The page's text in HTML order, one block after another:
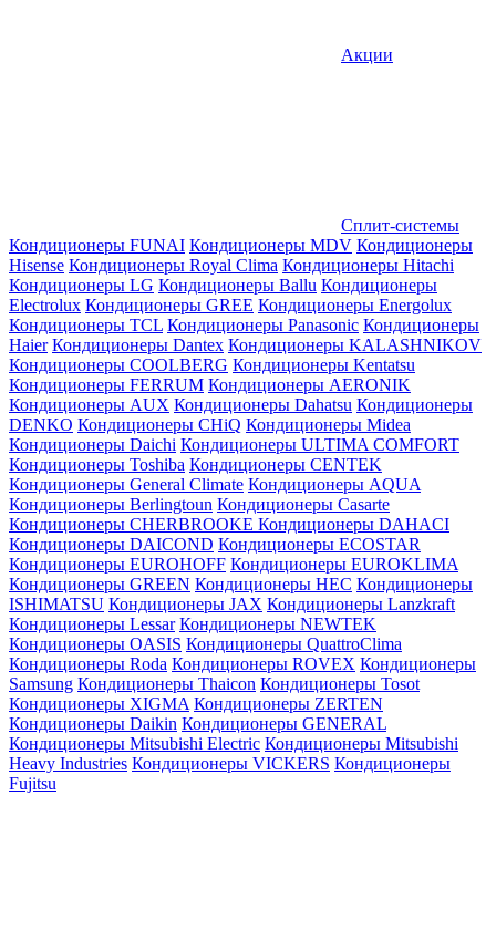
Акции
Сплит-системы
Кондиционеры FUNAI Кондиционеры MDV Кондиционеры
Hisense Кондиционеры Royal Clima Кондиционеры Hitachi
Кондиционеры LG Кондиционеры Ballu Кондиционеры
Electrolux Кондиционеры GREE Кондиционеры Energolux
Кондиционеры TCL Кондиционеры Panasonic Кондиционеры
Haier Кондиционеры Dantex Кондиционеры KALASHNIKOV
Кондиционеры СOOLBERG Кондиционеры Kentatsu
Кондиционеры FERRUM Кондиционеры AERONIK
Кондиционеры AUX Кондиционеры Dahatsu Кондиционеры
DENKO Кондиционеры CHiQ Кондиционеры Midea
Кондиционеры Daichi Кондиционеры ULTIMA COMFORT
Кондиционеры Toshiba Кондиционеры CENTEK
Кондиционеры General Climate Кондиционеры AQUA
Кондиционеры Berlingtoun Кондиционеры Casarte
Кондиционеры CHERBROOKE Кондиционеры DAHACI
Кондиционеры DAICOND Кондиционеры ECOSTAR
Кондиционеры EUROHOFF Кондиционеры EUROKLIMA
Кондиционеры GREEN Кондиционеры HEC Кондиционеры
ISHIMATSU Кондиционеры JAX Кондиционеры Lanzkraft
Кондиционеры Lessar Кондиционеры NEWTEK
Кондиционеры OASIS Кондиционеры QuattroClima
Кондиционеры Roda Кондиционеры ROVEX Кондиционеры
Samsung Кондиционеры Thaicon Кондиционеры Tosot
Кондиционеры XIGMA Кондиционеры ZERTEN
Кондиционеры Daikin Кондиционеры GENERAL
Кондиционеры Mitsubishi Electric Кондиционеры Mitsubishi
Heavy Industries Кондиционеры VICKERS Кондиционеры
Fujitsu